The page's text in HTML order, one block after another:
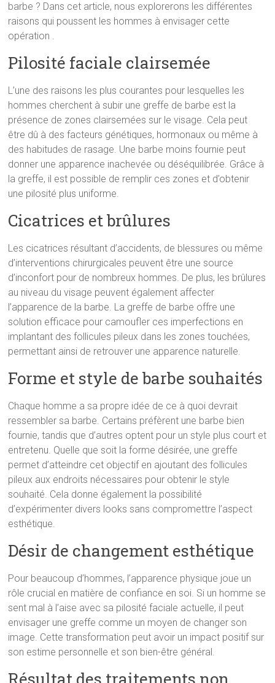
barbe ? Dans cet article, nous explorerons les différentes
raisons qui poussent les hommes à envisager cette
opération .
Pilosité faciale clairsemée
L’une des raisons les plus courantes pour lesquelles les
hommes cherchent à subir une greffe de barbe est la
présence de zones clairsemées sur le visage. Cela peut
être dû à des facteurs génétiques, hormonaux ou même à
des habitudes de rasage. Une barbe moins fournie peut
donner une apparence inachevée ou déséquilibrée. Grâce à
la greffe, il est possible de remplir ces zones et d’obtenir
une pilosité plus uniforme.
Cicatrices et brûlures
Les cicatrices résultant d’accidents, de blessures ou même
d’interventions chirurgicales peuvent être une source
d’inconfort pour de nombreux hommes. De plus, les brûlures
au niveau du visage peuvent également affecter
l’apparence de la barbe. La greffe de barbe offre une
solution efficace pour camoufler ces imperfections en
implantant des follicules pileux dans les zones touchées,
permettant ainsi de retrouver une apparence naturelle.
Forme et style de barbe souhaités
Chaque homme a sa propre idée de ce à quoi devrait
ressembler sa barbe. Certains préfèrent une barbe bien
fournie, tandis que d’autres optent pour un style plus court et
entretenu. Quelle que soit la forme désirée, une greffe
permet d’atteindre cet objectif en ajoutant des follicules
pileux aux endroits nécessaires pour obtenir le style
souhaité. Cela donne également la possibilité
d’expérimenter divers looks sans compromettre l’aspect
esthétique.
Désir de changement esthétique
Pour beaucoup d’hommes, l’apparence physique joue un
rôle crucial en matière de confiance en soi. Si un homme se
sent mal à l’aise avec sa pilosité faciale actuelle, il peut
envisager une greffe comme un moyen de changer son
image. Cette transformation peut avoir un impact positif sur
son estime personnelle et son bien-être général.
Résultat des traitements non